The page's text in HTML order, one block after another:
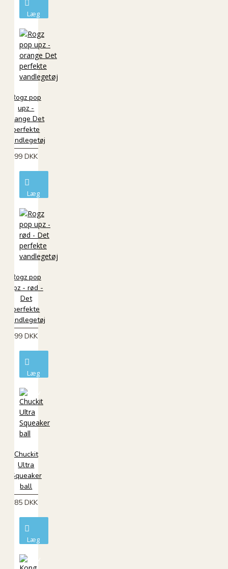
Læg
kurv
Rogz pop
upz -
orange Det
perfekte
vandlegetøj
99 DKK
Læg
kurv
Rogz pop
upz - rød -
Det
perfekte
vandlegetøj
99 DKK
Læg
kurv
Chuckit
Ultra
Squeaker
ball
85 DKK
Læg
kurv